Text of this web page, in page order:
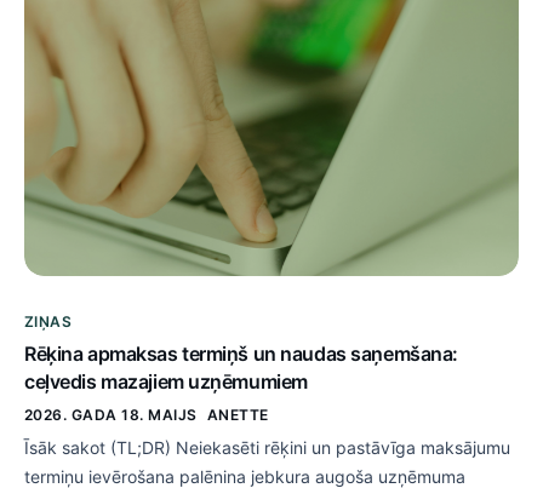
ZIŅAS
Rēķina apmaksas termiņš un naudas saņemšana:
ceļvedis mazajiem uzņēmumiem
2026. GADA 18. MAIJS ANETTE
Īsāk sakot (TL;DR) Neiekasēti rēķini un pastāvīga maksājumu
termiņu ievērošana palēnina jebkura augoša uzņēmuma